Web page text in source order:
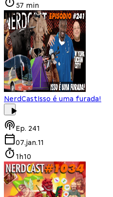
57 min
NerdCastIsso é uma furada!
Ep. 241
07.jan.11
1h10